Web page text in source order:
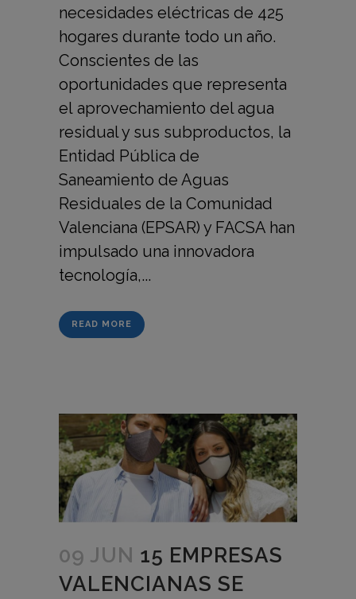
necesidades eléctricas de 425
hogares durante todo un año.
Conscientes de las
oportunidades que representa
el aprovechamiento del agua
residual y sus subproductos, la
Entidad Pública de
Saneamiento de Aguas
Residuales de la Comunidad
Valenciana (EPSAR) y FACSA han
impulsado una innovadora
tecnología,...
READ MORE
09 JUN 15 EMPRESAS
VALENCIANAS SE